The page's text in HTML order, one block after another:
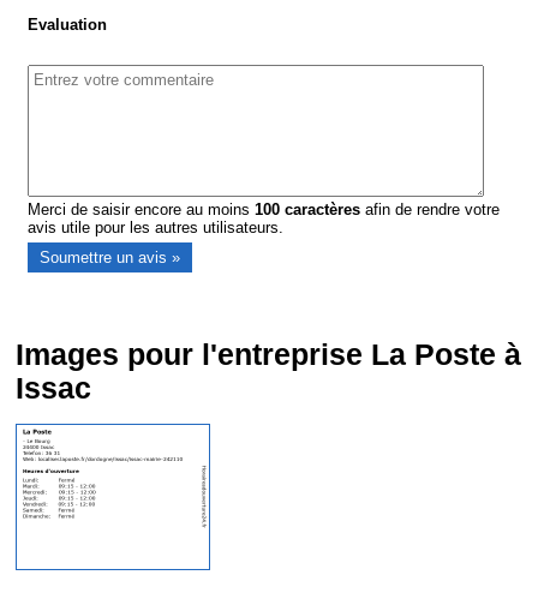
Evaluation
Merci de saisir encore au moins100 caractères afin de rendre votre
avis utile pour les autres utilisateurs.
Images pour l'entreprise La Poste à
Issac